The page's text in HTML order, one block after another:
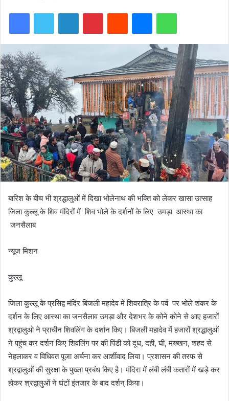
बारिश के बीच भी श्रद्धालुओं में दिखा भोलेनाथ की भक्ति को लेकर खासा उत्साह
जिला कुल्लू के शिव मंदिरों में शिव भोले के दर्शनों के लिए उमड़ा आस्था का
जनसैलाब
न्यूज मिशन
कुल्लू
जिला कुल्लू के प्रसिद्व मंदिर बिजली महादेव में शिवरात्रि के पर्व पर भोले शंकर के
दर्शन के लिए आस्था का जनसैलाव उमड़ा और देशभर के कोने कोने से आए हजारों
श्रद्वालुओ ने प्राचीन शिवलिंग के दर्शान किए। बिजली महादेव में हजारों श्रद्धालुओं
ने पहुंच कर दर्शन किए शिवलिंग पर की पिंडी को दूध, दही, घी, मख्खन, शहद से
नेहलाकर व विधिवत पूजा अर्चना कर आर्शीवाद लिया। प्रशासन की तरफ से
श्रद्वालुओं की सुरक्षा के पुख्ता प्रबंध किए है। मंदिरा में लंबी लंबी कतारों में खड़े कर
होकर श्रद्वालुओं ने घंटों इंतजार के बाद दर्शन् किया।